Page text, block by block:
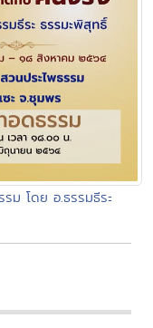
ม โดย อ.ธรรมธีระ